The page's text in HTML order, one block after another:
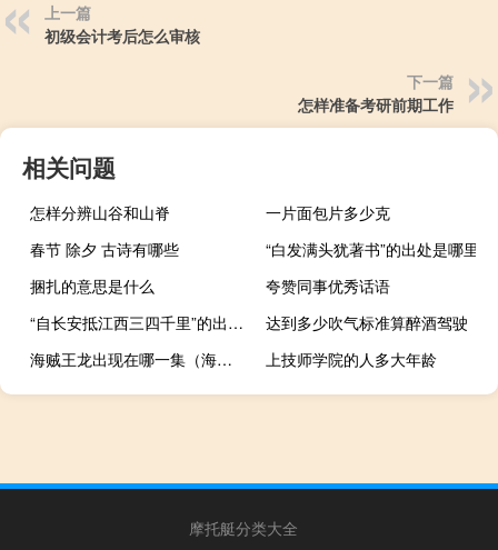
上一篇
初级会计考后怎么审核
下一篇
怎样准备考研前期工作
相关问题
怎样分辨山谷和山脊
一片面包片多少克
春节 除夕 古诗有哪些
“白发满头犹著书”的出处是哪里
捆扎的意思是什么
夸赞同事优秀话语
“自长安抵江西三四千里”的出处是哪里
达到多少吹气标准算醉酒驾驶
海贼王龙出现在哪一集（海贼王龙出现在第几集）
上技师学院的人多大年龄
摩托艇分类大全